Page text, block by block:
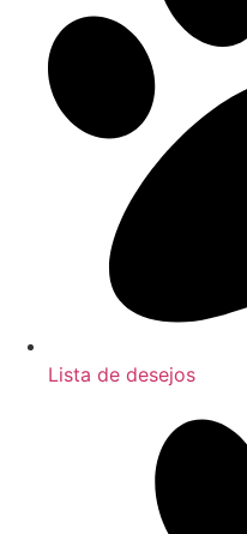
Lista de desejos